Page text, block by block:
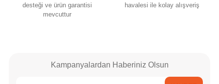
desteği ve ürün garantisi
mevcuttur
havalesi ile kolay alışveriş
Kampanyalardan Haberiniz Olsun